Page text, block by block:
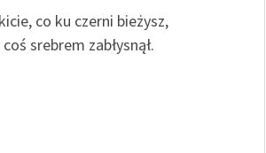
literatury do słuchania dla
uczennic i uczniów z
niepełnosprawnościami
co ku czerni bieżysz,
srebrem zabłysnął.